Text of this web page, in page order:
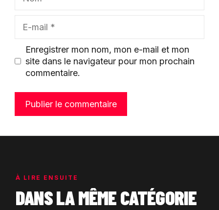
mail
Enregistrer mon nom, mon e-mail et mon
site dans le navigateur pour mon prochain
commentaire.
À LIRE ENSUITE
DANS LA MÊME CATÉGORIE